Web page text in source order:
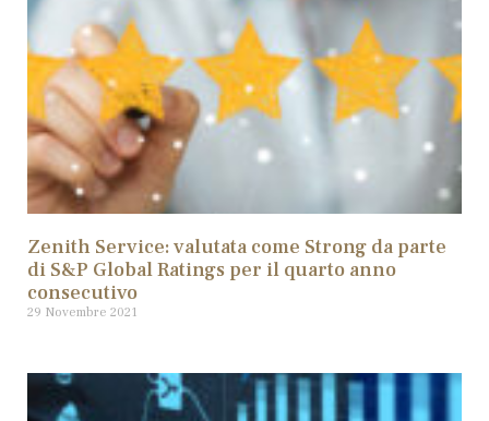
Zenith Service: valutata come Strong da parte
di S&P Global Ratings per il quarto anno
consecutivo
29 Novembre 2021